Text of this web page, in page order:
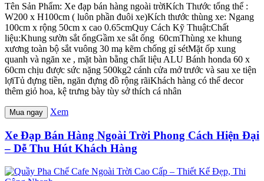
Tên Sản Phẩm: Xe đạp bán hàng ngoài trờiKích Thước tổng thể :
W200 x H100cm ( luôn phần đuôi xe)Kích thước thùng xe: Ngang
100cm x rộng 50cm x cao 0.65cmQuy Cách Kỹ Thuật:Chất
liệu:Khung sườn sắt ốngGầm xe sắt ống 60cmThùng xe khung
xương toàn bộ sắt vuông 30 mạ kẽm chống gỉ sétMặt ốp xung
quanh và ngăn xe , mặt bàn bằng chất liệu ALU Bánh honda 60 x
60cm chịu được sức nặng 500kg2 cánh cửa mở trước và sau xe tiện
lợiTủ đựng tiền, ngăn đựng đồ rộng rãiKhách hàng có thể decor
thêm giỏ hoa, kệ trưng bày tùy sở thích cá nhân
Mua ngay Xem
Xe Đạp Bán Hàng Ngoài Trời Phong Cách Hiện Đại
– Dễ Thu Hút Khách Hàng